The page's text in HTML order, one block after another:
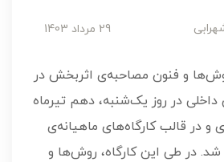
29 مرداد 1403
و فنون مصاحبه‌ی اثربخش در
در روز یک‌شنبه، دهم تیرماه
و در قالب کارگاه‌های ماهیانه‌ی
شد. در طی این کارگاه، روش‌ها و